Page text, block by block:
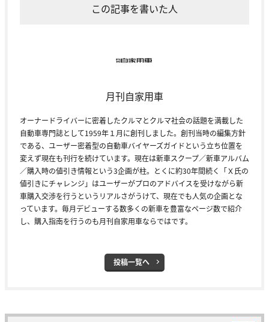
この記事を書いた人
月刊自家用車
オーナードライバーに密着したクルマとクルマ社会の話題を満載した
自動車専門誌として1959年１月に創刊しました。創刊当時の編集方針
である、ユーザー密着型の自動車バイヤーズガイドという立ち位置を
変えず現在も刊行を続けています。現在は新車スクープ／新車アルバム
／購入時の値引き情報という3企画が柱。とくに約30年間続く「Ｘ氏の
値引きにチャレンジ」はユーザーがプロのアドバイスを受けながら新
車購入交渉を行うというリアルさがうけて、現在でも人気の企画とな
っています。毎月デビューする数多くの新車を豊富なページ数で紹介
し、購入指南を行うのも月刊自家用車ならではです。
投稿一覧へ